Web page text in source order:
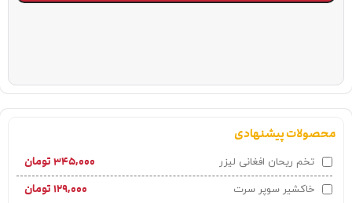
محصولات پیشنهادی
تخم ریحان افغانی لیزر ۳۴۵,۰۰۰ تومان
خاکشیر سوپر سرت ۱۲۹,۰۰۰ تومان